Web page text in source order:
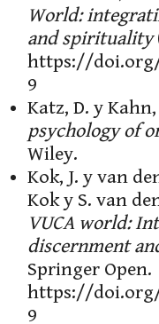
World:
and spirituality
https://doi.org/
9
Katz, D. y Kahn,
psychology of
Wiley.
Kok, J. y van
Kok y S. van
VUCA world:
discernment
Springer Open.
https://doi.org/
9